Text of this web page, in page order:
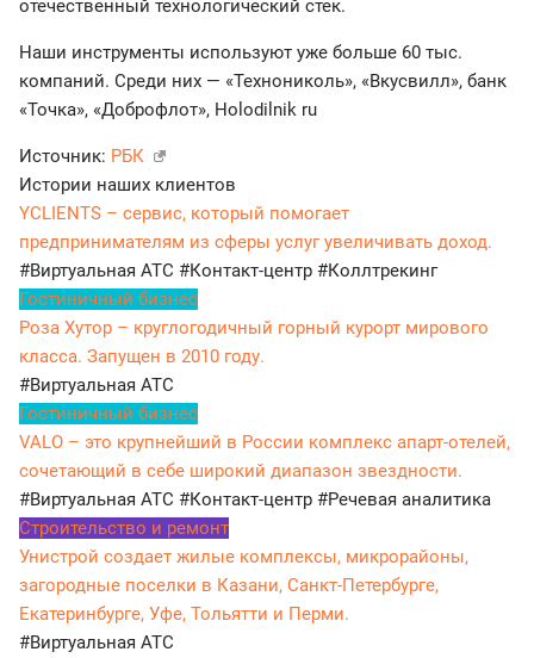
отечественный технологический стек.
Наши инструменты используют уже больше 60 тыс.
компаний. Среди них — «Технониколь», «Вкусвилл», банк
«Точка», «Доброфлот», Holodilnik ru
Источник: РБК
Истории наших клиентов
YCLIENTS – сервис, который помогает
предпринимателям из сферы услуг увеличивать доход.
#Виртуальная АТС #Контакт-центр #Коллтрекинг
Гостиничный бизнес
Роза Хутор – круглогодичный горный курорт мирового
класса. Запущен в 2010 году.
#Виртуальная АТС
Гостиничный бизнес
VALO – это крупнейший в России комплекс апарт-отелей,
сочетающий в себе широкий диапазон звездности.
#Виртуальная АТС #Контакт-центр #Речевая аналитика
Строительство и ремонт
Унистрой создает жилые комплексы, микрорайоны,
загородные поселки в Казани, Санкт-Петербурге,
Екатеринбурге, Уфе, Тольятти и Перми.
#Виртуальная АТС